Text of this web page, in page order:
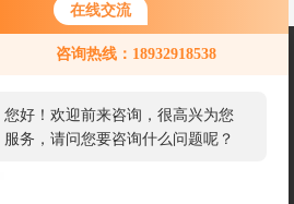
在线交流
咨询热线：18932918538
您好！欢迎前来咨询，很高兴为您
服务，请问您要咨询什么问题呢？
您好，看您停留很久了，是否找到
了需求产品，您可以直接在线与我